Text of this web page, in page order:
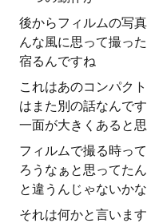
後からフィルムの写
んな風に思って撮っ
宿るんですね
これはあのコンパク
はまた別の話なんで
一面が大きくあると
フィルムで撮る時っ
ろうなぁと思ってた
と違うんじゃないか
それは何かと言いま